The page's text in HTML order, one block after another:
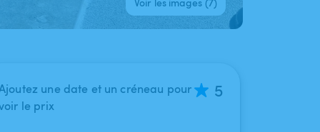
une date et un créneau pour
le prix
5